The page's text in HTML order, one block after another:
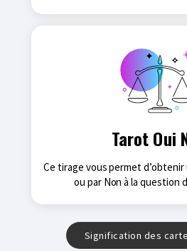
Tarot Oui
Ce tirage vous permet d’obtenir une réponse par Oui
ou par Non à la question
Signification des